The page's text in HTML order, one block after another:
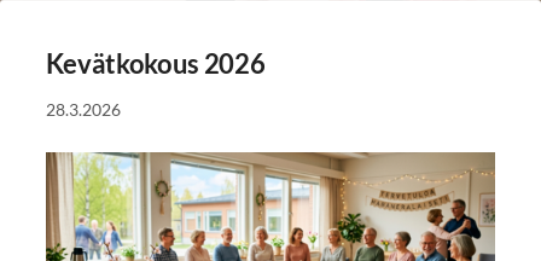
Kevätkokous 2026
28.3.2026